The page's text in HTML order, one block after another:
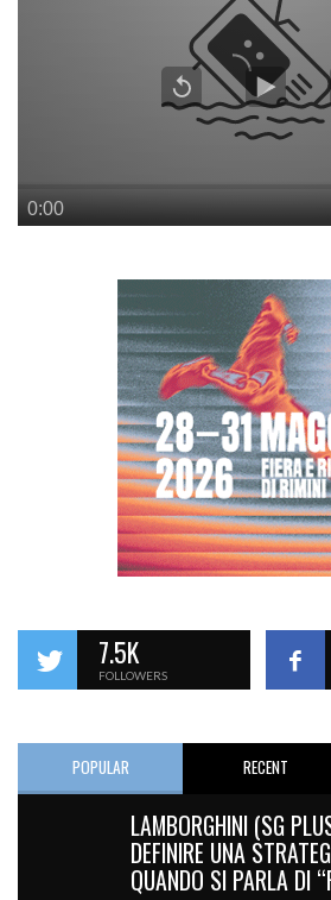
7.5K
FOLLOWERS
POPULAR RECENT
LAMBORGHINI (SG
DEFINIRE UNA
QUANDO SI PARLA DI